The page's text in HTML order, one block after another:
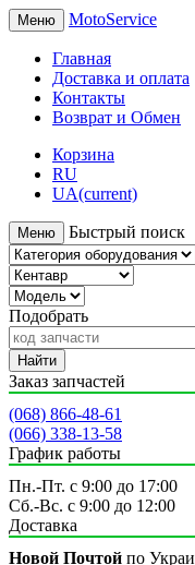
Меню MotoService
Главная
Доставка и оплата
Контакты
Возврат и Обмен
Корзина
RU
UA(current)
Меню Быстрый поиск
Подобрать
Найти
Заказ запчастей
(068) 866-48-61
(066) 338-13-58
График работы
Пн.-Пт. с 9:00 до 17:00
Сб.-Вс. с 9:00 до 12:00
Доставка
Новой Почтой по